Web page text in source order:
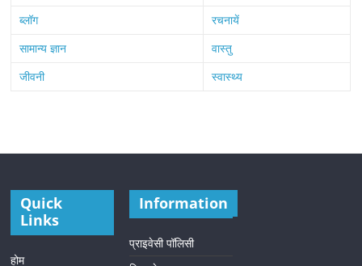
ब्लॉग
रचनायें
सामान्य ज्ञान
वास्तु
जीवनी
स्वास्थ्य
Quick
Links
होम
Information
प्राइवेसी पॉलिसी